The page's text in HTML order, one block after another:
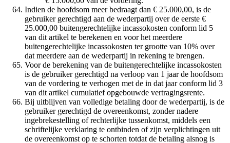
Indien de hoofdsom meer bedraagt dan € 25.000,00, is de
gebruiker gerechtigd aan de wederpartij over de eerste €
25.000,00 buitengerechtelijke incassokosten conform lid 5
van dit artikel te berekenen en voor het meerdere
buitengerechtelijke incassokosten ter grootte van 10% over
dat meerdere aan de wederpartij in rekening te brengen.
Voor de berekening van de buitengerechtelijke incassokosten
is de gebruiker gerechtigd na verloop van 1 jaar de hoofdsom
van de vordering te verhogen met de in dat jaar conform lid 3
van dit artikel cumulatief opgebouwde vertragingsrente.
Bij uitblijven van volledige betaling door de wederpartij, is de
gebruiker gerechtigd de overeenkomst, zonder nadere
ingebrekestelling of rechterlijke tussenkomst, middels een
schriftelijke verklaring te ontbinden of zijn verplichtingen uit
de overeenkomst op te schorten totdat de betaling alsnog is